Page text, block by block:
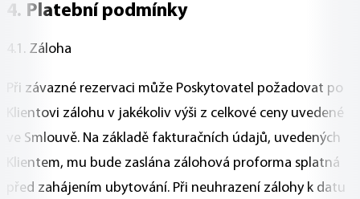
4. Platební podmínky
4.1. Záloha
Při závazné rezervaci může Poskytovatel požadovat po
Klientovi zálohu v jakékoliv výši z celkové ceny uvedené
ve Smlouvě. Na základě fakturačních údajů, uvedených
Klientem, mu bude zaslána zálohová proforma splatná
před zahájením ubytování. Při neuhrazení zálohy k datu